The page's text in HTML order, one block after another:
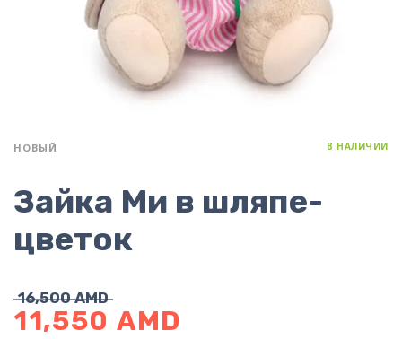
НОВЫЙ В НАЛИЧИИ
Зайка Ми в шляпе-
цветок
16,500AMD
11,550 AMD